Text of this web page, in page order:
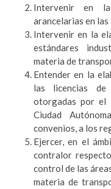
Intervenir en
arancelarias en
Intervenir en la
estándares
materia de
Entender en la
las licencias de
otorgadas por el
Ciudad
convenios, a los
Ejercer, en el
contralor
control de las
materia de